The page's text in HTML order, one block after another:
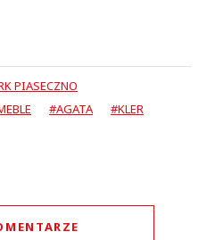
PIASECZNO
#AGATA #KLER